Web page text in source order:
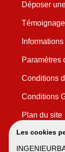
Les cookies
Déposer
Paramètres
Conditions
Conditions
Plan du site